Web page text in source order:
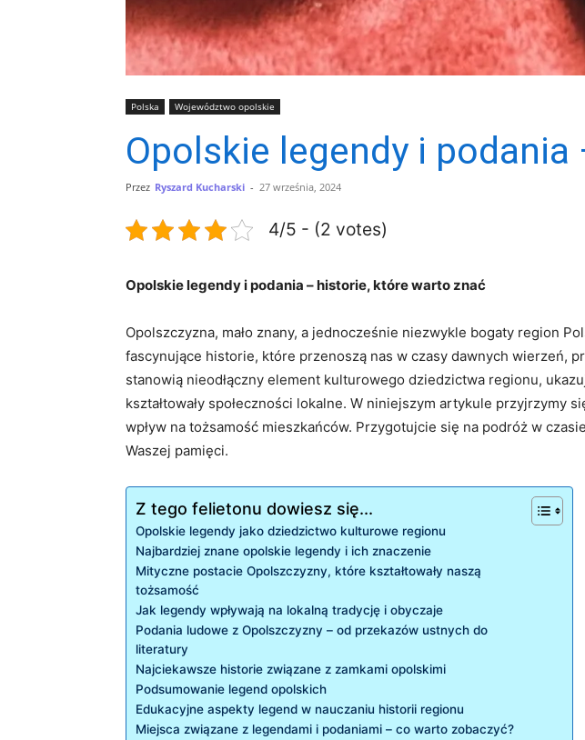
Polska Województwo opolskie
Opolskie legendy i
Przez Ryszard Kucharski - 27 września, 2024
4/5 - (2 votes)
Opolskie legendy i‌ podania – historie, które warto znać
Opolszczyzna, mało ⁤znany, a jednocześnie niezwykle bogaty region
fascynujące historie,⁣ które przenoszą nas w czasy dawnych wierzeń,‍
stanowią nieodłączny element kulturowego dziedzictwa regionu,
⁣kształtowały społeczności lokalne. W niniejszym artykule
wpływ⁣ na tożsamość mieszkańców. Przygotujcie się ​na ⁢podróż w
Waszej pamięci.
Z tego felietonu dowiesz się...
Opolskie⁤ legendy jako dziedzictwo ‌kulturowe regionu
Najbardziej znane opolskie legendy i⁤ ich znaczenie
Mityczne ​postacie ⁣Opolszczyzny, które kształtowały naszą
tożsamość
Jak legendy wpływają na lokalną ​tradycję i obyczaje
Podania ludowe z ⁤Opolszczyzny​ –⁢ od przekazów ustnych do
literatury
Najciekawsze historie związane z ⁢zamkami opolskimi
Podsumowanie legend opolskich
Edukacyjne ‍aspekty legend w nauczaniu historii regionu
Miejsca związane z legendami i podaniami – co warto zobaczyć?